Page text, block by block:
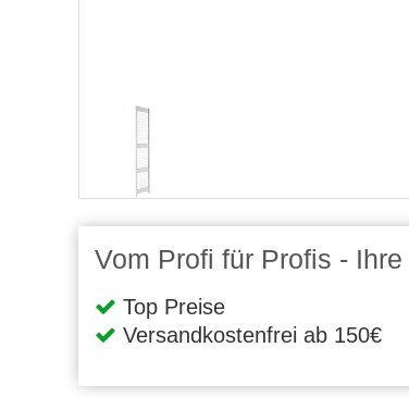
Vom Profi für Profis -
Top Preise
Versandkostenfrei ab 150€